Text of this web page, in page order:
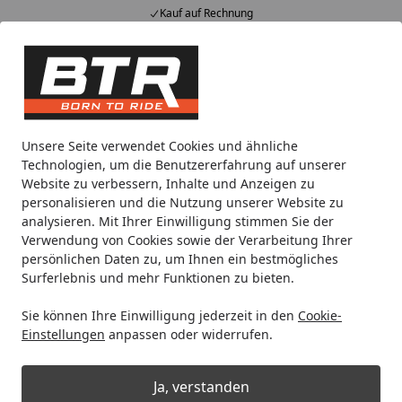
Unsere Seite verwendet Cookies und ähnliche
Technologien, um die Benutzererfahrung auf unserer
Website zu verbessern, Inhalte und Anzeigen zu
personalisieren und die Nutzung unserer Website zu
analysieren. Mit Ihrer Einwilligung stimmen Sie der
Verwendung von Cookies sowie der Verarbeitung Ihrer
persönlichen Daten zu, um Ihnen ein bestmögliches
Surferlebnis und mehr Funktionen zu bieten.
Sie können Ihre Einwilligung jederzeit in den Cookie-
Einstellungen anpassen oder widerrufen.
Ja, verstanden
Kauf auf Rechnung
Alle Produkte
Mein Konto
Suchen
Noch 2 Tage und 15 Stunden
Spare bis zu 35% auf EVOLIFT® Zentralständer
von BTR!
Startseite
Vee Rubber Mopedreifen
Mopedreifen
Ihre Artikelübersicht
Kategorien